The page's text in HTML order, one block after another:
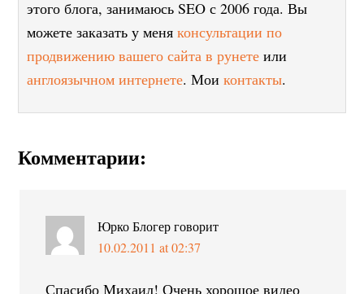
этого блога, занимаюсь SEO с 2006 года. Вы
можете заказать у меняконсультации по
продвижению вашего сайта в рунете или
англоязычном интернете. Моиконтакты.
Комментарии:
Юрко Блогер говорит
10.02.2011 at 02:37
Спасибо Михаил! Очень хорошое видео